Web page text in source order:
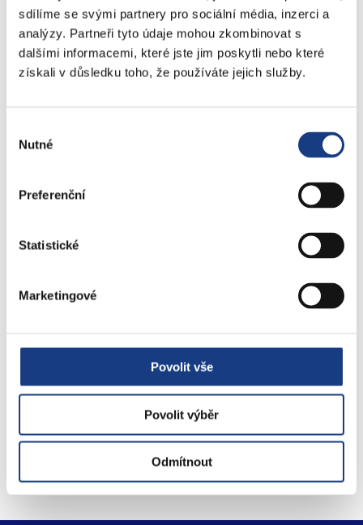
sdílíme se svými partnery pro sociální média, inzerci a
analýzy. Partneři tyto údaje mohou zkombinovat s
dalšími informacemi, které jste jim poskytli nebo které
získali v důsledku toho, že používáte jejich služby.
souhlasu
Nutné
Preferenční
Statistické
Marketingové
Povolit vše
Povolit výběr
Odmítnout
Vedení MČ
Osobní doklady
Czech POINT
Bytové záležitosti
Preslova 5
Objednejte se na úřad
online